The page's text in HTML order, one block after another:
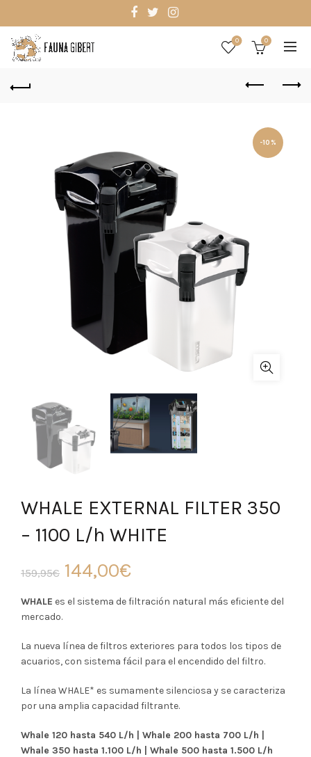
0 0
-10%
WHALE EXTERNAL FILTER 350
– 1100 L/h WHITE
159,95€ El
precio
era:
159,95€.
144,00€
precio
es:
144,00€.
WHALE es el sistema de filtración natural más eficiente del
mercado.
La nueva línea de filtros exteriores para todos los tipos de
acuarios, con sistema fácil para el encendido del filtro.
La línea WHALE* es sumamente silenciosa y se caracteriza
por una amplia capacidad filtrante.
Whale 120 hasta 540 L/h | Whale 200 hasta 700 L/h |
Whale 350 hasta 1.100 L/h | Whale 500 hasta 1.500 L/h